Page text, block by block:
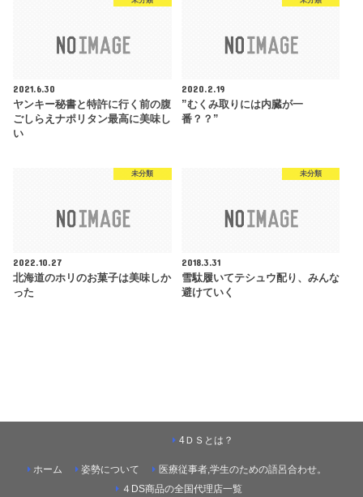
2021.6.30
ヤンキー秘書と特許に行く前の腹
ごしらえナポリタン最高に美味し
い
2020.2.19
”むくみ取りには内臓が一
番？？”
未分類
2022.10.27
北海道のホリのお菓子は美味しか
った
未分類
2018.3.31
雪駄履いてテシュウ配り、みんな
避けていく
ホーム
4ＤＳとは？
姿勢について
医療従事者,学生のための語呂合わせ。
４DS商品の全国代理店一覧